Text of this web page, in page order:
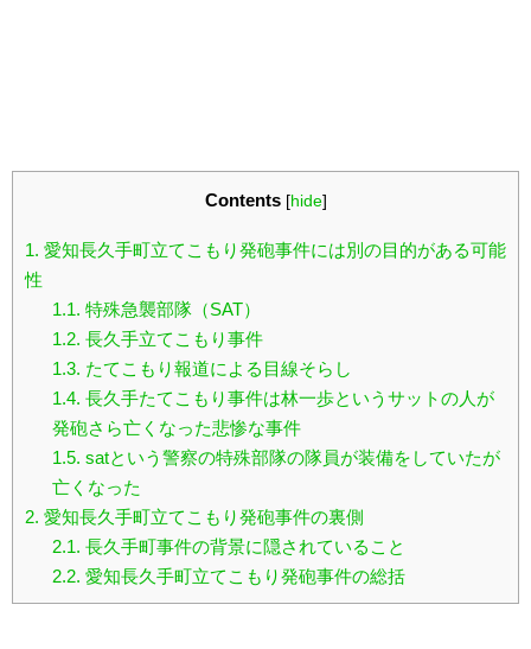
Contents [hide]
1. 愛知長久手町立てこもり発砲事件には別の目的がある可能
性
1.1. 特殊急襲部隊（SAT）
1.2. 長久手立てこもり事件
1.3. たてこもり報道による目線そらし
1.4. 長久手たてこもり事件は林一歩というサットの人が
発砲さら亡くなった悲惨な事件
1.5. satという警察の特殊部隊の隊員が装備をしていたが
亡くなった
2. 愛知長久手町立てこもり発砲事件の裏側
2.1. 長久手町事件の背景に隠されていること
2.2. 愛知長久手町立てこもり発砲事件の総括